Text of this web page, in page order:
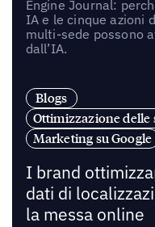
Engine Journal:
IA e le cinque azioni
multi-sede possono
dall’IA.
Blogs
Ottimizzazione delle
Marketing su Google
I brand
dati di
la messa online